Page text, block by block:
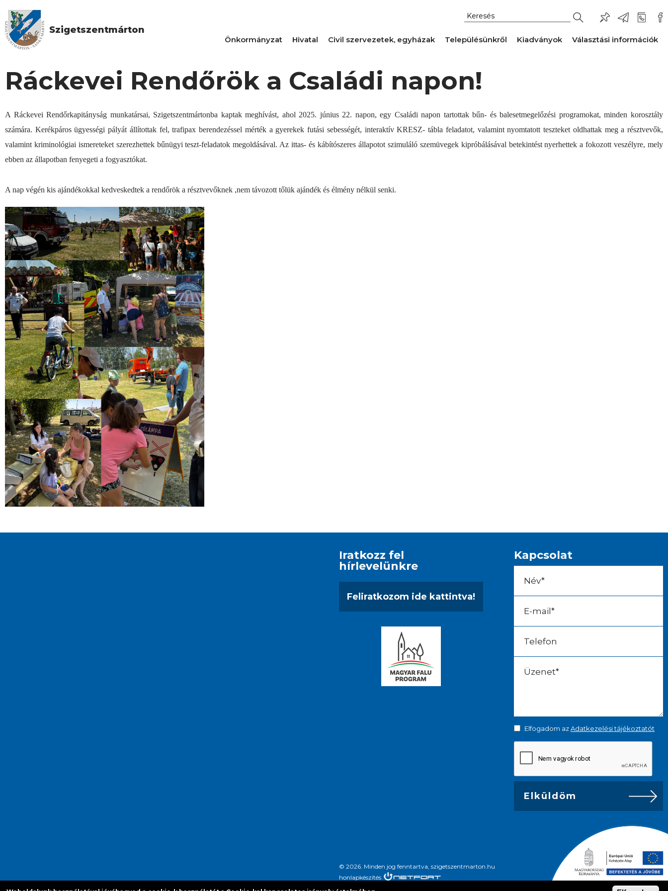
Szigetszentmárton
Önkormányzat Hivatal Civil szervezetek, egyházak Településünkről Kiadványok Választási információk
Ráckevei Rendőrök a Családi napon!
A Ráckevei Rendőrkapitányság munkatársai, Szigetszentmártonba kaptak meghívást, ahol 2025. június 22. napon, egy Családi napon tartottak bűn- és balesetmegelőzési programokat, minden korosztály
számára. Kerékpáros ügyességi pályát állítottak fel, trafipax berendezéssel mérték a gyerekek futási sebességét, interaktív KRESZ- tábla feladatot, valamint nyomtatott teszteket oldhattak meg a résztvevők,
valamint kriminológiai ismereteket szerezhettek bűnügyi teszt-feladatok megoldásával. Az ittas- és kábítószeres állapotot szimuláló szemüvegek kipróbálásával betekintést nyerhettek a fokozott veszélyre, mely
ebben az állapotban fenyegeti a fogyasztókat.
A nap végén kis ajándékokkal kedveskedtek a rendőrök a résztvevőknek ,nem távozott tőlük ajándék és élmény nélkül senki.
Iratkozz fel
hírlevelünkre
Feliratkozom ide kattintva!
Kapcsolat
Elfogadom azAdatkezelési tájékoztatót
© 2026. Minden jog fenntartva, szigetszentmarton.hu
honlapkészítés